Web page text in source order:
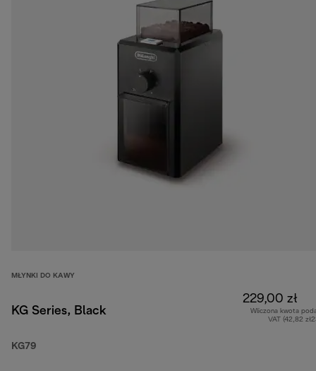
MŁYNKI DO KAWY
KG Series, Black
KG79
229,00 zł
Wliczona kwota
VAT (42,82